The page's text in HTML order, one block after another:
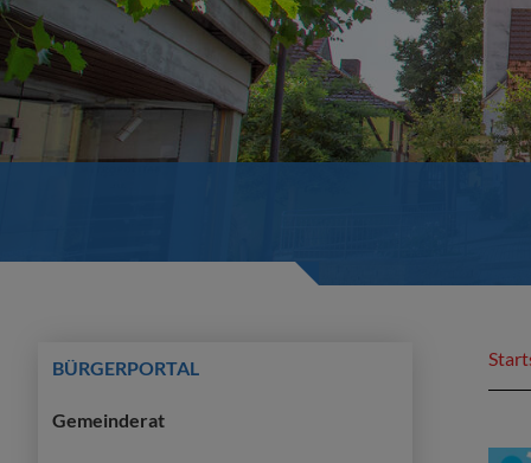
BÜRGERPORTAL
Gemeinderat